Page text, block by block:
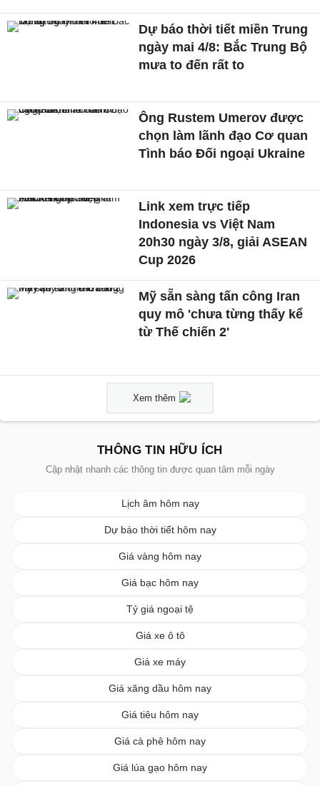
Dự báo thời tiết miền Trung
ngày mai 4/8: Bắc Trung Bộ
mưa to đến rất to
Ông Rustem Umerov được
chọn làm lãnh đạo Cơ quan
Tình báo Đối ngoại Ukraine
Link xem trực tiếp
Indonesia vs Việt Nam
20h30 ngày 3/8, giải ASEAN
Cup 2026
Mỹ sẵn sàng tấn công Iran
quy mô 'chưa từng thấy kể
từ Thế chiến 2'
Xem thêm
THÔNG TIN HỮU ÍCH
Cập nhật nhanh các thông tin được quan tâm mỗi ngày
Lịch âm hôm nay
Dự báo thời tiết hôm nay
Giá vàng hôm nay
Giá bạc hôm nay
Tỷ giá ngoại tệ
Giá xe ô tô
Giá xe máy
Giá xăng dầu hôm nay
Giá tiêu hôm nay
Giá cà phê hôm nay
Giá lúa gạo hôm nay